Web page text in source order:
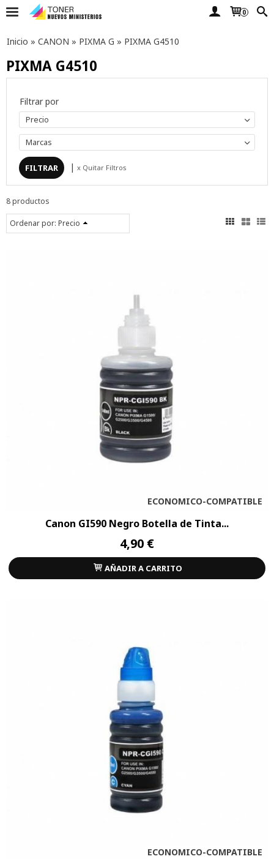
0
Inicio » CANON » PIXMA G » PIXMA G4510
PIXMA G4510
Filtrar por
Precio
Marcas
| x Quitar Filtros
8 productos
Ordenar por: Precio
ECONOMICO-COMPATIBLE
Canon GI590 Negro Botella de Tinta...
4,90 €
AÑADIR A CARRITO
ECONOMICO-COMPATIBLE